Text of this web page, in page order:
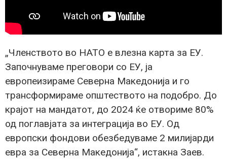
„Членството во НАТО е влезна карта за ЕУ.
Започнуваме преговори со ЕУ, ја
европеизираме Северна Македонија и го
трансформираме општеството на подобро. До
крајот на мандатот, до 2024 ќе отвориме 80%
од поглавјата за интеграција во ЕУ. Од
европски фондови обезбедуваме 2 милијарди
евра за Северна Македонија“, истакна Заев.